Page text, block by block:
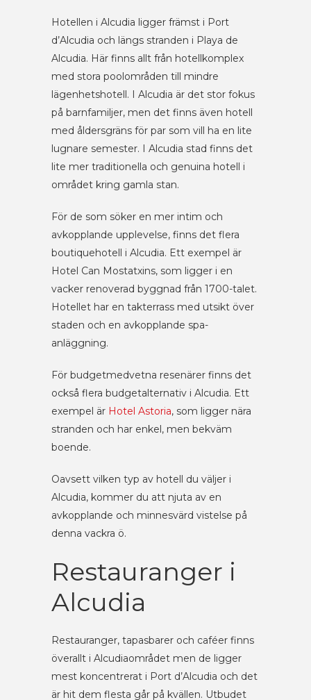
Hotellen i Alcudia ligger främst i Port
d’Alcudia och längs stranden i Playa de
Alcudia. Här finns allt från hotellkomplex
med stora poolområden till mindre
lägenhetshotell. I Alcudia är det stor fokus
på barnfamiljer, men det finns även hotell
med åldersgräns för par som vill ha en lite
lugnare semester. I Alcudia stad finns det
lite mer traditionella och genuina hotell i
området kring gamla stan.
För de som söker en mer intim och
avkopplande upplevelse, finns det flera
boutiquehotell i Alcudia. Ett exempel är
Hotel Can Mostatxins, som ligger i en
vacker renoverad byggnad från 1700-talet.
Hotellet har en takterrass med utsikt över
staden och en avkopplande spa-
anläggning.
För budgetmedvetna resenärer finns det
också flera budgetalternativ i Alcudia. Ett
exempel är Hotel Astoria, som ligger nära
stranden och har enkel, men bekväm
boende.
Oavsett vilken typ av hotell du väljer i
Alcudia, kommer du att njuta av en
avkopplande och minnesvärd vistelse på
denna vackra ö.
Restauranger i
Alcudia
Restauranger, tapasbarer och caféer finns
överallt i Alcudiaområdet men de ligger
mest koncentrerat i Port d’Alcudia och det
är hit dem flesta går på kvällen. Utbudet